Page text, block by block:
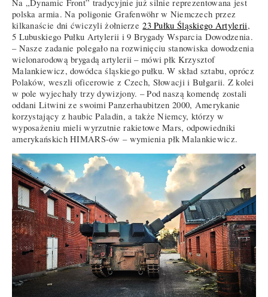
Na „Dynamic Front” tradycyjnie już silnie reprezentowana jest
polska armia. Na poligonie Grafenwöhr w Niemczech przez
kilkanaście dni ćwiczyli żołnierze23 Pułku Śląskiego Artylerii,
5 Lubuskiego Pułku Artylerii i 9 Brygady Wsparcia Dowodzenia.
– Nasze zadanie polegało na rozwinięciu stanowiska dowodzenia
wielonarodową brygadą artylerii – mówi płk Krzysztof
Malankiewicz, dowódca śląskiego pułku. W skład sztabu, oprócz
Polaków, weszli oficerowie z Czech, Słowacji i Bułgarii. Z kolei
w pole wyjechały trzy dywizjony. – Pod naszą komendę zostali
oddani Litwini ze swoimi Panzerhaubitzen 2000, Amerykanie
korzystający z haubic Paladin, a także Niemcy, którzy w
wyposażeniu mieli wyrzutnie rakietowe Mars, odpowiedniki
amerykańskich HIMARS-ów – wymienia płk Malankiewicz.